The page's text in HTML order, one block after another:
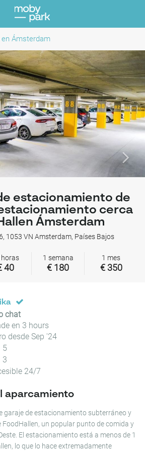
Ámsterdam
estacionamiento de
cerca
Ámsterdam
1053 VN Amsterdam, Países Bajos
40
1 semana
€ 180
1 mes
€ 350
chat
en 3 hours
desde Sep '24
5
3
24/7
aparcamiento
garaje de estacionamiento subterráneo y
un popular punto de comida y
El estacionamiento está a menos de 1
lo que lo hace extremadamente